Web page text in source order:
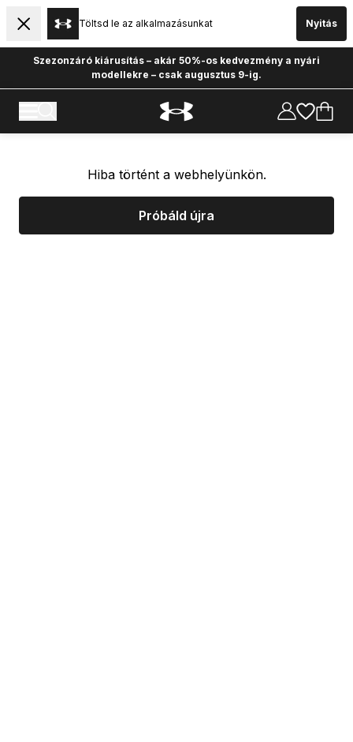
Töltsd le az alkalmazásunkat Nyitás
Szezonzáró kiárusítás – akár 50%-os kedvezmény a nyári
modellekre – csak augusztus 9-ig.
Hiba történt a webhelyünkön.
Próbáld újra